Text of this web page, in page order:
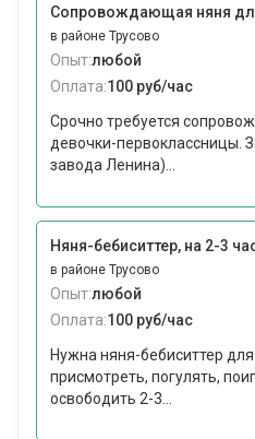
Сопровождающая няня
в районе Трусово
Опыт:любой
Оплата:100 руб/час
Срочно требуется
девочки-первоклассницы.
завода Ленина)...
Няня-бебиситтер, на 2-3
в районе Трусово
Опыт:любой
Оплата:100 руб/час
Нужна няня-бебиситтер
присмотреть, погулять,
освободить 2-3...